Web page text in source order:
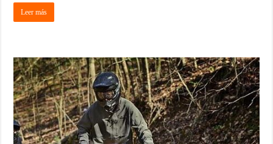
Leer más